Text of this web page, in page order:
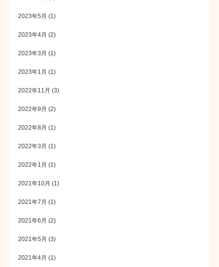
2023年5月 (1)
2023年4月 (2)
2023年3月 (1)
2023年1月 (1)
2022年11月 (3)
2022年9月 (2)
2022年8月 (1)
2022年3月 (1)
2022年1月 (1)
2021年10月 (1)
2021年7月 (1)
2021年6月 (2)
2021年5月 (3)
2021年4月 (1)